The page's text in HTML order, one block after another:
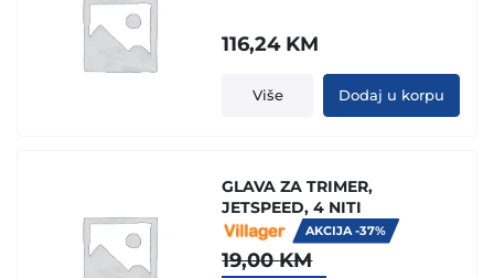
116,24 KM
Više Dodaj u korpu
GLAVA ZA TRIMER,
JETSPEED, 4 NITI
AKCIJA -37%
19,00KM